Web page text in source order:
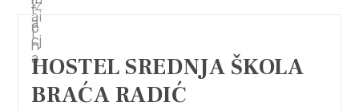
HOSTEL SREDNJA ŠKOLA
BRAĆA RADIĆ